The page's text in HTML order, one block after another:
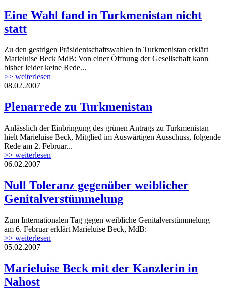
Eine Wahl fand in Turkmenistan nicht
statt
Zu den gestrigen Präsidentschaftswahlen in Turkmenistan erklärt
Marieluise Beck MdB: Von einer Öffnung der Gesellschaft kann
bisher leider keine Rede...
>> weiterlesen
08.02.2007
Plenarrede zu Turkmenistan
Anlässlich der Einbringung des grünen Antrags zu Turkmenistan
hielt Marieluise Beck, Mitglied im Auswärtigen Ausschuss, folgende
Rede am 2. Februar...
>> weiterlesen
06.02.2007
Null Toleranz gegenüber weiblicher
Genitalverstümmelung
Zum Internationalen Tag gegen weibliche Genitalverstümmelung
am 6. Februar erklärt Marieluise Beck, MdB:
>> weiterlesen
05.02.2007
Marieluise Beck mit der Kanzlerin in
Nahost